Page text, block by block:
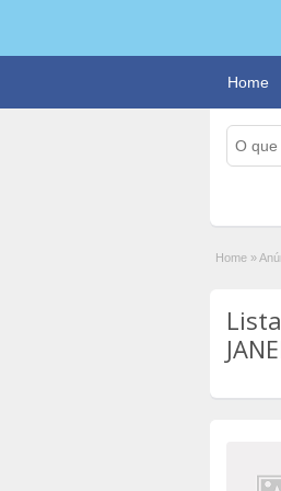
Home
Home »